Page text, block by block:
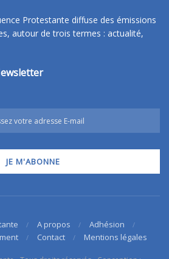
Protestante diffuse des émissions
autour de trois termes : actualité,
A propos
Adhésion
Contact Mentions légales